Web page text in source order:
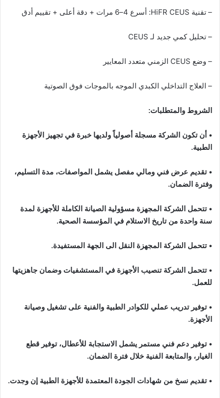
– تقنية HiFR CEUS: أسرع 4–6 مرات + دقة أعلى + تقييم أدق
– تحليل كمي جديد لـ CEUS
– وضع CEUS الزمني متعدد المعايير
– العلاج التداخلي الكبدي الموجه بالموجات فوق الصوتية
الشروط والمتطلبات:
• أن تكون الشركة مسجلة أصولياً ولديها خبرة في تجهيز الأجهزة
الطبية.
• تقديم عرض فني ومالي مفصل يشمل المواصفات، مدة التسليم،
وفترة الضمان.
• تتحمل الشركة المجهزة مسؤولية الصيانة الكاملة للأجهزة لمدة
سنة واحدة من تاريخ الاستلام في المؤسسة الصحية.
• تتحمل الشركة المجهزة النقل الى الجهة المستفيدة.
• تتحمل الشركة تنصيب الأجهزة في المستشفيات وضمان جاهزيتها
للعمل.
• توفير تدريب عملي للكوادر الطبية والفنية على تشغيل وصيانة
الأجهزة.
• توفير دعم فني مستمر يشمل الاستجابة للأعطال، توفير قطع
الغيار، والمتابعة الفنية خلال فترة الضمان.
• تقديم نسخ من شهادات الجودة المعتمدة للأجهزة الطبية إن وجدت.